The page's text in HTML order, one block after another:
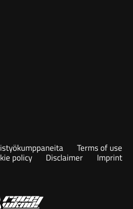
Terms of use
policy Disclaimer Imprint